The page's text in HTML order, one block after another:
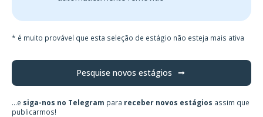
* é muito provável que esta seleção de estágio não esteja mais ativa
Pesquise novos estágios
...e siga-nos no Telegram para receber novos estágios assim que
publicarmos!